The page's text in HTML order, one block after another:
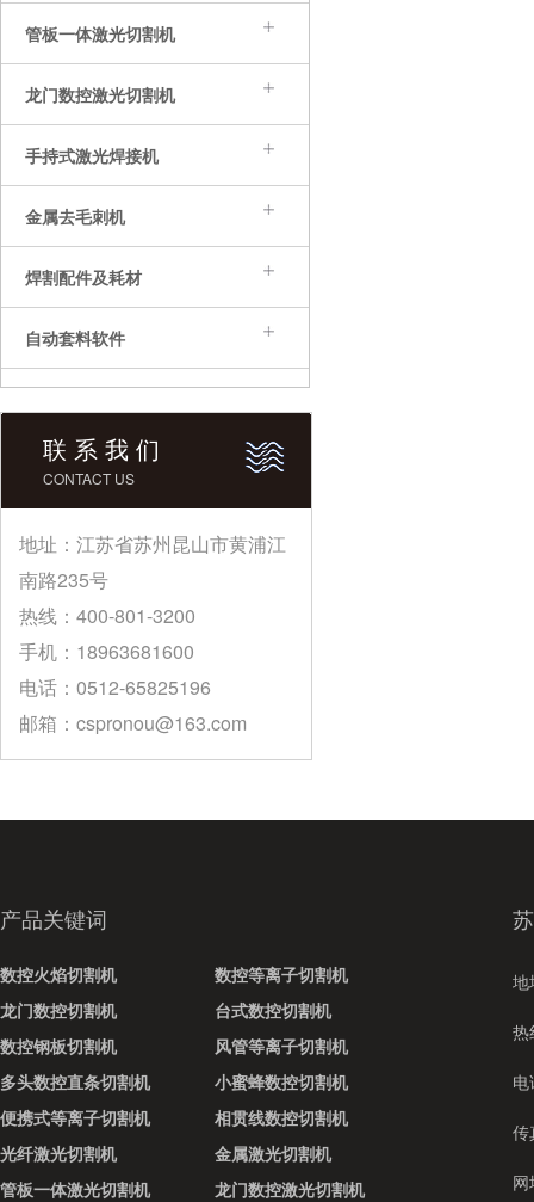
管板一体激光切割机
龙门数控激光切割机
手持式激光焊接机
金属去毛刺机
焊割配件及耗材
自动套料软件
联 系 我 们
CONTACT US
地址：江苏省苏州昆山市黄浦江
南路235号
热线：400-801-3200
手机：18963681600
电话：0512-65825196
邮箱：cspronou@163.com
产品关键词
数控火焰切割机
数控等离子切割机
龙门数控切割机
台式数控切割机
数控钢板切割机
风管等离子切割机
多头数控直条切割机
小蜜蜂数控切割机
便携式等离子切割机
相贯线数控切割机
光纤激光切割机
金属激光切割机
管板一体激光切割机
龙门数控激光切割机
地
热
传